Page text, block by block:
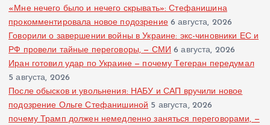
«Мне нечего было и нечего скрывать»: Стефанишина
прокомментировала новое подозрение 6 августа, 2026
Говорили о завершении войны в Украине: экс-чиновники ЕС и
РФ провели тайные переговоры, — СМИ 6 августа, 2026
Иран готовил удар по Украине — почему Тегеран передумал
5 августа, 2026
После обысков и увольнения: НАБУ и САП вручили новое
подозрение Ольге Стефанишиной 5 августа, 2026
почему Трамп должен немедленно заняться переговорами, —